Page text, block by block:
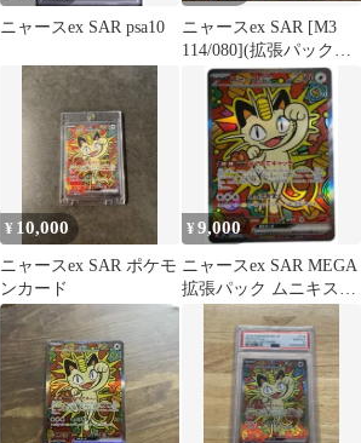
ニャースex SAR psa10
ニャースex SAR [M3
114/080](拡張パック
「ムニキスゼロ」)
¥ 10,000
ニャースex SAR ポケモ
ンカード
¥9,000
ニャースex SAR MEGA
拡張パック ムニキスゼ
ロ キラ 114/080